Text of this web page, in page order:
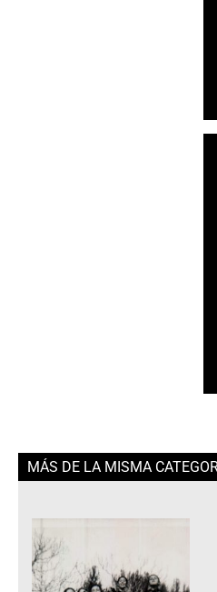
MÁS DE LA MISMA